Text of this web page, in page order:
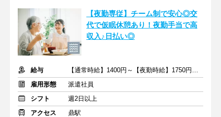
【夜勤専従】チーム制で安心◎交
代で仮眠休憩あり！夜勤手当で高
収入♪日払い◎
給与
【通常時給】1400円～【夜勤時給】1750円～ ＋交通費
雇用形態
派遣社員
シフト
週2日以上
アクセス
鼎駅